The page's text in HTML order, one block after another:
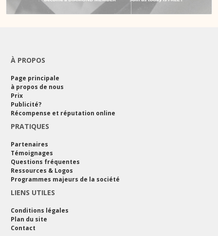
À PROPOS
Page principale
à propos de nous
Prix
Publicité?
Récompense et réputation online
PRATIQUES
Partenaires
Témoignages
Questions fréquentes
Ressources & Logos
Programmes majeurs de la société
LIENS UTILES
Conditions légales
Plan du site
Contact